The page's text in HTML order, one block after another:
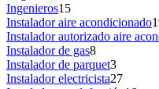
Ingenieros15
Instalador aire acondicionado
Instalador autorizado aire
Instalador de gas8
Instalador de parquet3
Instalador electricista27